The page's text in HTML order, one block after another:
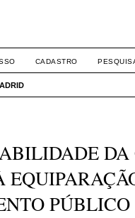
CADASTRO
DA
PÚBLICO